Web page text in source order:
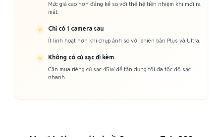
Mức giá cao hơn đáng kể so với thế hệ tiền nhiệm khi mới ra
mắt.
Chỉ có 1 camera sau
Ít linh hoạt hơn khi chụp ảnh so với phiên bản Plus và Ultra.
Không có củ sạc đi kèm
Cần mua riêng củ sạc 45W để tận dụng tối đa tốc độ sạc
nhanh.